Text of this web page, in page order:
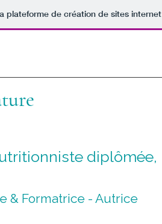
plateforme de création de sites internet
diplômée,
& Formatrice - Autrice